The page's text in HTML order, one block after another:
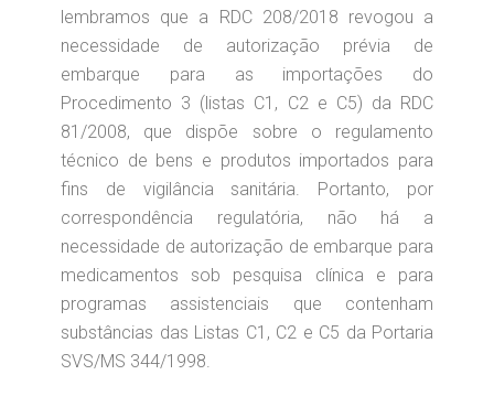
lembramos que a RDC 208/2018 revogou a
necessidade de autorização prévia de
embarque para as importações do
Procedimento 3 (listas C1, C2 e C5) da RDC
81/2008, que dispõe sobre o regulamento
técnico de bens e produtos importados para
fins de vigilância sanitária. Portanto, por
correspondência regulatória, não há a
necessidade de autorização de embarque para
medicamentos sob pesquisa clínica e para
programas assistenciais que contenham
substâncias das Listas C1, C2 e C5 da Portaria
SVS/MS 344/1998.